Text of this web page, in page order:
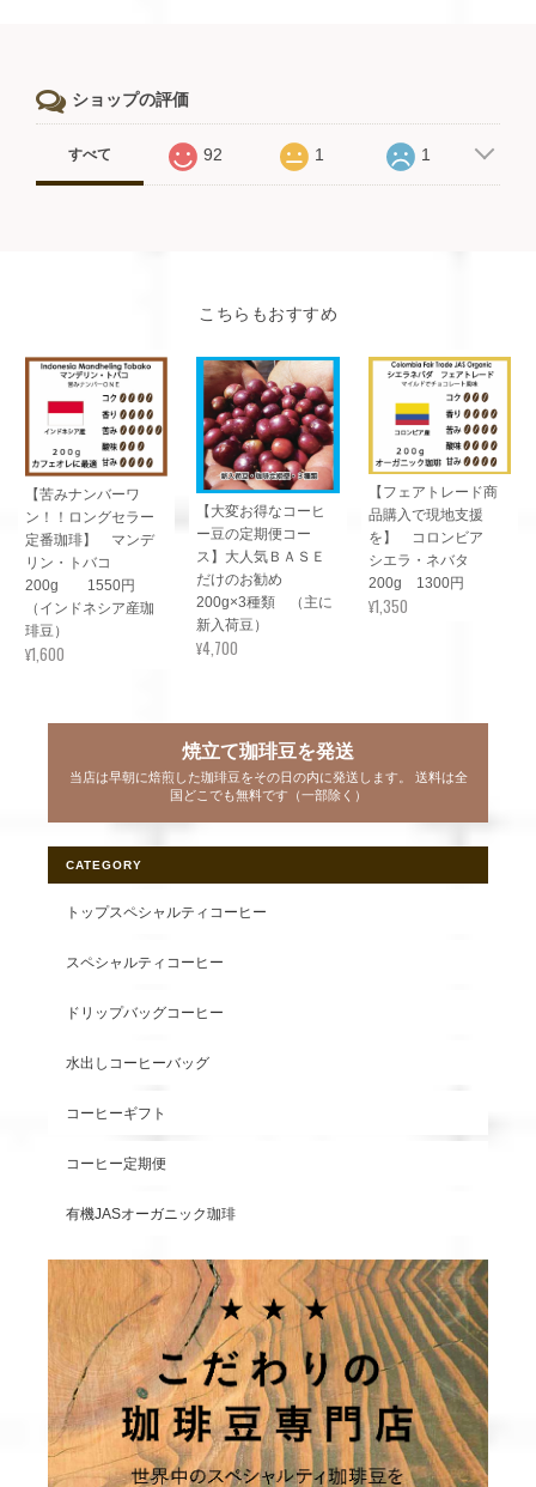
ショップの評価
すべて 92 1 1
こちらもおすすめ
【苦みナンバーワ
ン！！ロングセラー
定番珈琲】 マンデ
リン・トバコ
200g 1550円
（インドネシア産珈
琲豆）
¥1,600
【大変お得なコーヒ
ー豆の定期便コー
ス】大人気ＢＡＳＥ
だけのお勧め
200g×3種類 （主に
新入荷豆）
¥4,700
【フェアトレード商
品購入で現地支援
を】 コロンビア
シエラ・ネバタ
200g 1300円
¥1,350
焼立て珈琲豆を発送
当店は早朝に焙煎した珈琲豆をその日の内に発送します。 送料は全
国どこでも無料です（一部除く）
CATEGORY
トップスペシャルティコーヒー
スペシャルティコーヒー
ドリップバッグコーヒー
水出しコーヒーバッグ
コーヒーギフト
コーヒー定期便
有機JASオーガニック珈琲